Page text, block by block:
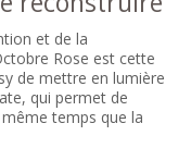
et de la
Rose est cette
de mettre en lumière
qui permet de
temps que la